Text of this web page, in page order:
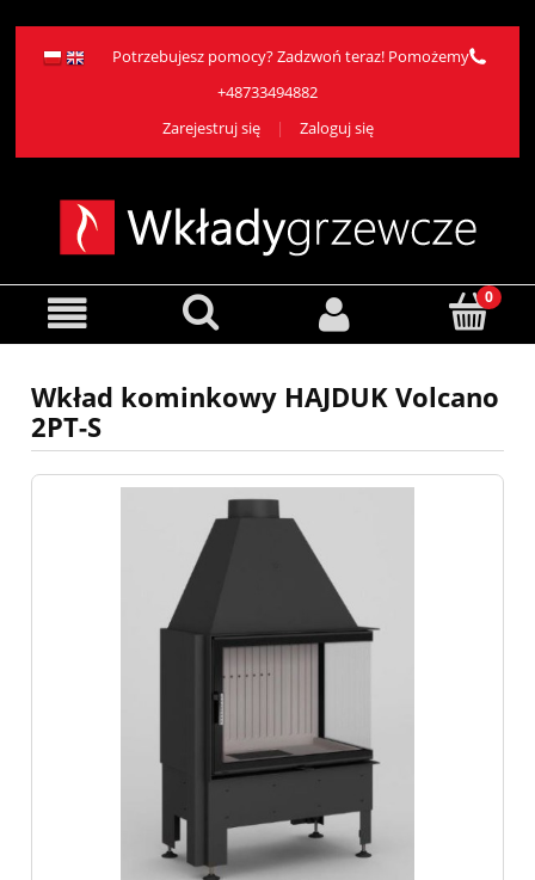
Potrzebujesz pomocy? Zadzwoń teraz! Pomożemy
+48733494882
Zarejestruj się
Zaloguj się
Wkład kominkowy HAJDUK Volcano
2PT-S